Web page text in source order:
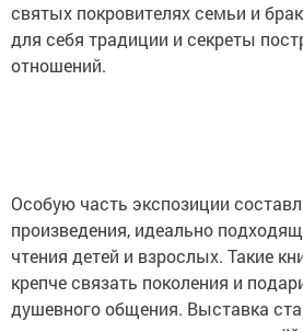
святых покровителях семьи и
для себя традиции и секреты
отношений.
Особую часть экспозиции
произведения, идеально
чтения детей и взрослых. Такие
крепче связать поколения и
душевного общения. Выставка